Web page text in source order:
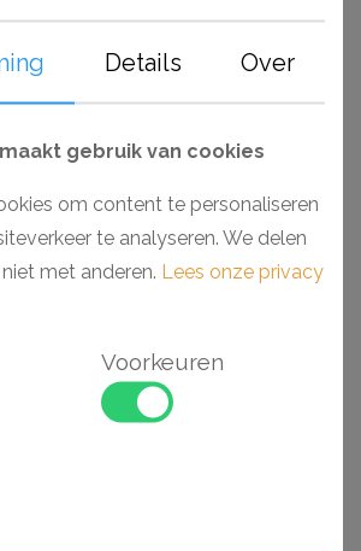
wanneer deze worden
van een primer, laten deze
geheel gemakkelijk af met de lijmen
Decofix (Orac).
een Wallstyl wandlijst?
materiaal HDPS
extreem stootvast
Details Over
gebruik van cookies
om content te personaliseren
te analyseren. We delen
met anderen. Lees onze privacy
Voorkeuren